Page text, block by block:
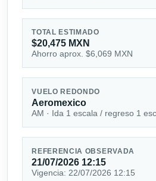
TOTAL ESTIMADO
$20,475 MXN
Ahorro aprox. $6,069 MXN
VUELO REDONDO
Aeromexico
AM · Ida 1 escala / regreso 1
REFERENCIA OBSERVADA
21/07/2026 12:15
Vigencia: 22/07/2026 12:15